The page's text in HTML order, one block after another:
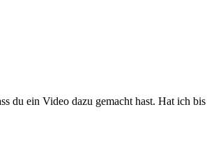
du ein Video dazu gemacht hast. Hat ich